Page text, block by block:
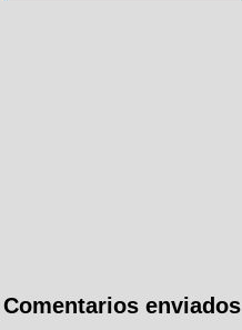
Comentarios enviados